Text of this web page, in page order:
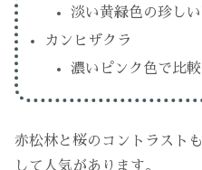
淡い黄緑色の珍し
カンヒザクラ
濃いピンク色で比
赤松林と桜のコントラスト
して人気があります。